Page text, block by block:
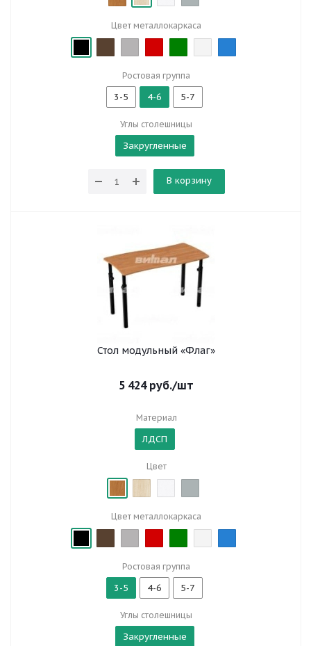
Цвет металлокаркаса
Ростовая группа
3-5 4-6 5-7
Углы столешницы
Закругленные
В корзину
Стол модульный «Флаг»
5 424руб./шт
Материал
ЛДСП
Цвет
Цвет металлокаркаса
Ростовая группа
3-5 4-6 5-7
Углы столешницы
Закругленные